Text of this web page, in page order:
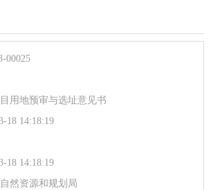
00025
用地预审与选址意见书
18 14:18:19
18 14:18:19
然资源和规划局